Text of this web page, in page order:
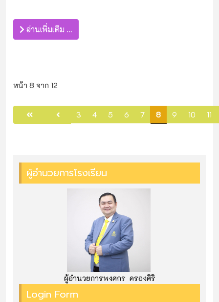
อ่านเพิ่มเติม …
หน้า 8 จาก 12
3 4 5 6 7 8 9 10 11
ผู้อำนวยการโรงเรียน
ผู้อำนวยการพงศกร ครองศิริ
Login Form